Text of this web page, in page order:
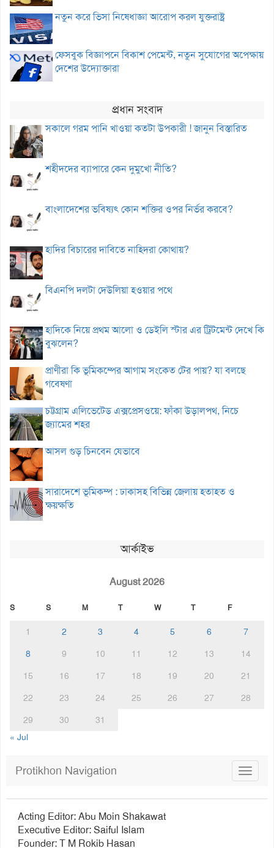
নতুন করে ভিসা নিষেধাজ্ঞা আরোপ করল যুক্তরাষ্ট্র
ফেসবুক বিজ্ঞাপনে বিকাশ পেমেন্ট, নতুন সুযোগের অপেক্ষায়
দেশের উদ্যোক্তারা
প্রধান সংবাদ
সকালে গরম পানি খাওয়া কতটা উপকারী ! জানুন বিস্তারিত
শহীদদের ব্যাপারে কেন দুমুখো নীতি?
বাংলাদেশের ভবিষ্যৎ কোন শক্তির ওপর নির্ভর করবে?
হাদির বিচারের দাবিতে নাহিদরা কোথায়?
বিএনপি দলটা দেউলিয়া হওয়ার পথে
হাদিকে নিয়ে প্রথম আলো ও ডেইলি স্টার এর ট্রিটমেন্ট দেখে কি
বুঝলেন?
প্রাণীরা কি ভূমিকম্পের আগাম সংকেত টের পায়? যা বলছে
গবেষণা
চট্টগ্রাম এলিভেটেড এক্সপ্রেসওয়ে: ফাঁকা উড়ালপথ, নিচে
জ্যামের শহর
আসল গুড় চিনবেন যেভাবে
সারাদেশে ভূমিকম্প : ঢাকাসহ বিভিন্ন জেলায় হতাহত ও
ক্ষয়ক্ষতি
আর্কাইভ
August 2026
S S M T W T F
1 2 3 4 5 6
7
8
9 10 11 12 13
14
15
16 17 18 19 20
21
22
23 24 25 26 27
28
29
30
31
« Jul
Toggle
Protikhon Navigation
Acting Editor: Abu Moin Shakawat
Executive Editor: Saiful Islam
Founder: T M Rokib Hasan